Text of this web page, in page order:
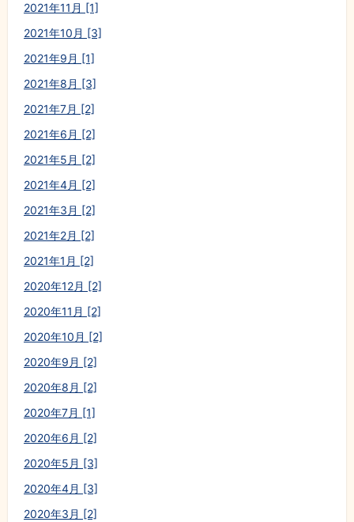
2021年11月 [1]
2021年10月 [3]
2021年9月 [1]
2021年8月 [3]
2021年7月 [2]
2021年6月 [2]
2021年5月 [2]
2021年4月 [2]
2021年3月 [2]
2021年2月 [2]
2021年1月 [2]
2020年12月 [2]
2020年11月 [2]
2020年10月 [2]
2020年9月 [2]
2020年8月 [2]
2020年7月 [1]
2020年6月 [2]
2020年5月 [3]
2020年4月 [3]
2020年3月 [2]